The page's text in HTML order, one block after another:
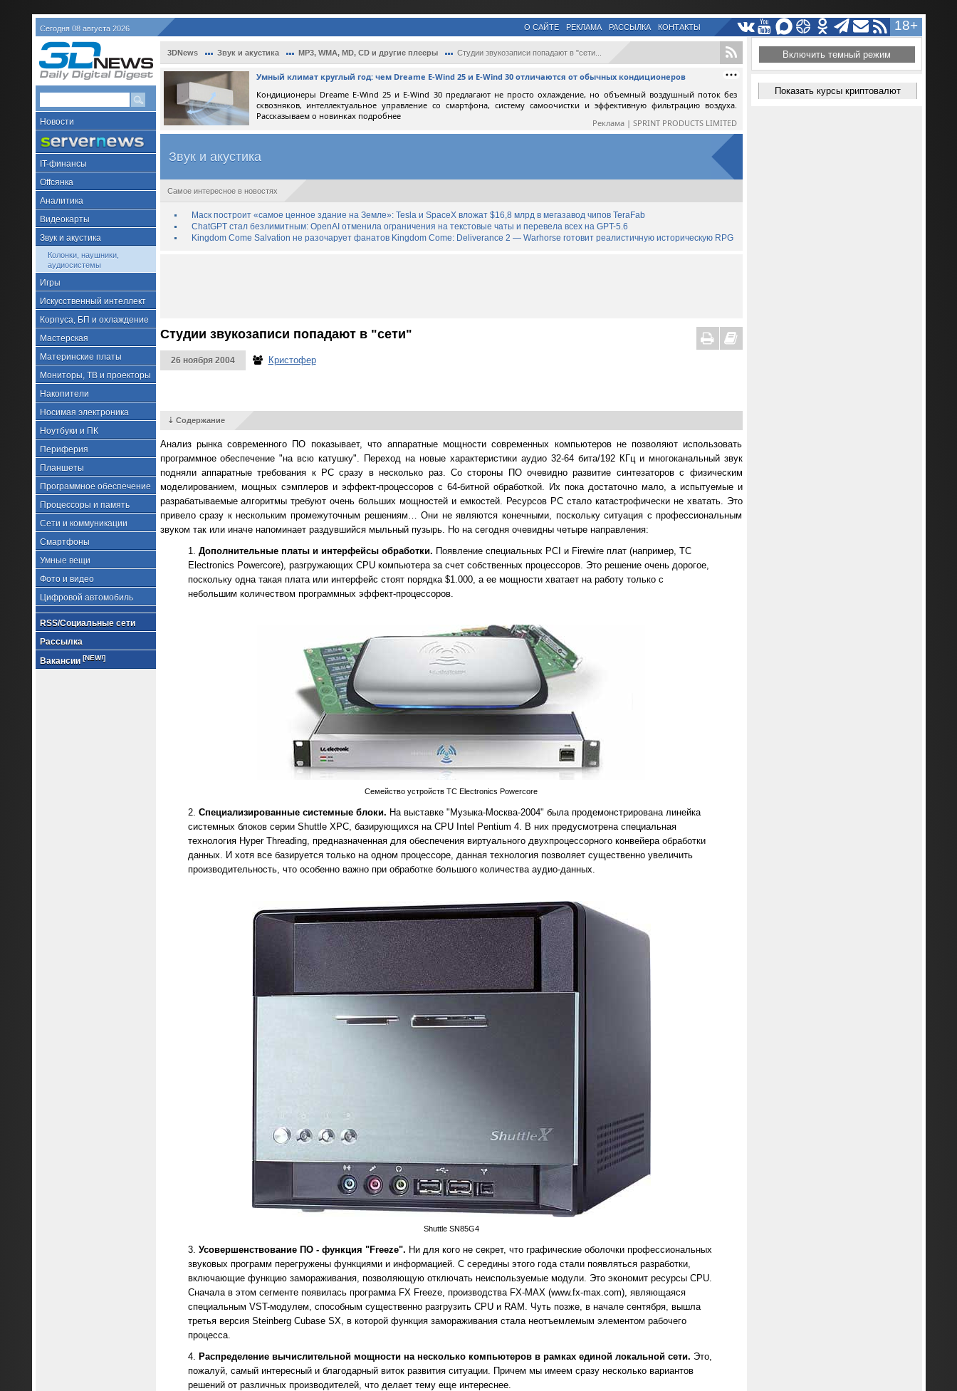
Сегодня 08 августа 2026 18+
О САЙТЕ РЕКЛАМА РАССЫЛКА КОНТАКТЫ
Новости
IT-финансы
Offсянка
Аналитика
Видеокарты
Звук и акустика
Колонки, наушники,
аудиосистемы
Игры
Искусственный интеллект
Корпуса, БП и охлаждение
Мастерская
Материнские платы
Мониторы, ТВ и проекторы
Накопители
Носимая электроника
Ноутбуки и ПК
Периферия
Планшеты
Программное обеспечение
Процессоры и память
Сети и коммуникации
Смартфоны
Умные вещи
Фото и видео
Цифровой автомобиль
RSS/Социальные сети
Рассылка
Вакансии [NEW!]
3DNews Звук и акустика MP3, WMA, MD, CD и другие плееры Студии звукозаписи попадают в "сети...
Умный климат круглый год: чем Dreame E-Wind 25 и E-Wind 30 отличаются от обычных кондиционеров
Кондиционеры Dreame E-Wind 25 и E-Wind 30 предлагают не просто охлаждение, но объемный воздушный поток без
сквозняков, интеллектуальное управление со смартфона, систему самоочистки и эффективную фильтрацию воздуха.
Рассказываем о новинках подробнее
Реклама | SPRINT PRODUCTS LIMITED
Звук и акустика
Самое интересное в новостях
Маск построит «самое ценное здание на Земле»: Tesla и SpaceX вложат $16,8 млрд в мегазавод чипов TeraFab
ChatGPT стал безлимитным: OpenAI отменила ограничения на текстовые чаты и перевела всех на GPT-5.6
Kingdom Come Salvation не разочарует фанатов Kingdom Come: Deliverance 2 — Warhorse готовит реалистичную историческую RPG
Студии звукозаписи попадают в "сети"
26 ноября 2004 Кристофер
⇣ Содержание
Анализ рынка современного ПО показывает, что аппаратные мощности современных компьютеров не позволяют использовать
программное обеспечение "на всю катушку". Переход на новые характеристики аудио 32-64 бита/192 КГц и многоканальный звук
подняли аппаратные требования к РС сразу в несколько раз. Со стороны ПО очевидно развитие синтезаторов с физическим
моделированием, мощных сэмплеров и эффект-процессоров с 64-битной обработкой. Их пока достаточно мало, а испытуемые и
разрабатываемые алгоритмы требуют очень больших мощностей и емкостей. Ресурсов РС стало катастрофически не хватать. Это
привело сразу к нескольким промежуточным решениям… Они не являются конечными, поскольку ситуация с профессиональным
звуком так или иначе напоминает раздувшийся мыльный пузырь. Но на сегодня очевидны четыре направления:
Дополнительные платы и интерфейсы обработки. Появление специальных PCI и Firewire плат (например, TC
Electronics Powercore), разгружающих CPU компьютера за счет собственных процессоров. Это решение очень дорогое,
поскольку одна такая плата или интерфейс стоят порядка $1.000, а ее мощности хватает на работу только с
небольшим количеством программных эффект-процессоров.
Семейство устройств TC Electronics Powercore
Специализированные системные блоки. На выставке "Музыка-Москва-2004" была продемонстрирована линейка
системных блоков серии Shuttle XPC, базирующихся на CPU Intel Pentium 4. В них предусмотрена специальная
технология Hyper Threading, предназначенная для обеспечения виртуального двухпроцессорного конвейера обработки
данных. И хотя все базируется только на одном процессоре, данная технология позволяет существенно увеличить
производительность, что особенно важно при обработке большого количества аудио-данных.
Shuttle SN85G4
Усовершенствование ПО - функция "Freeze". Ни для кого не секрет, что графические оболочки профессиональных
звуковых программ перегружены функциями и информацией. С середины этого года стали появляться разработки,
включающие функцию замораживания, позволяющую отключать неиспользуемые модули. Это экономит ресурсы CPU.
Сначала в этом сегменте появилась программа FX Freeze, производства FX-MAX (www.fx-max.com), являющаяся
специальным VST-модулем, способным существенно разгрузить CPU и RAM. Чуть позже, в начале сентября, вышла
третья версия Steinberg Cubase SX, в которой функция замораживания стала неотъемлемым элементом рабочего
процесса.
Распределение вычислительной мощности на несколько компьютеров в рамках единой локальной сети. Это,
пожалуй, самый интересный и благодарный виток развития ситуации. Причем мы имеем сразу несколько вариантов
решений от различных производителей, что делает тему еще интереснее.
Включить темный режим
Показать курсы криптовалют